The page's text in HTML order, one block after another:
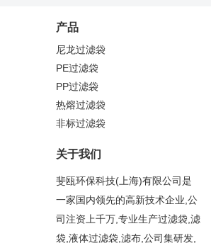
产品
尼龙过滤袋
PE过滤袋
PP过滤袋
热熔过滤袋
非标过滤袋
关于我们
斐瓯环保科技(上海)有限公司是
一家国内领先的高新技术企业,公
司注资上千万,专业生产过滤袋,滤
袋,液体过滤袋,滤布,公司集研发,